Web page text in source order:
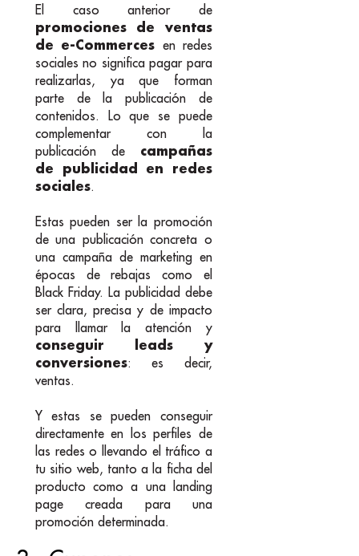
El caso anterior de
promociones de ventas
de e-Commerces en redes
sociales no significa pagar para
realizarlas, ya que forman
parte de la publicación de
contenidos. Lo que se puede
complementar con la
publicación de campañas
de publicidad en redes
sociales.
Estas pueden ser la promoción
de una publicación concreta o
una campaña de marketing en
épocas de rebajas como el
Black Friday. La publicidad debe
ser clara, precisa y de impacto
para llamar la atención y
conseguir leads y
conversiones: es decir,
ventas.
Y estas se pueden conseguir
directamente en los perfiles de
las redes o llevando el tráfico a
tu sitio web, tanto a la ficha del
producto como a una landing
page creada para una
promoción determinada.